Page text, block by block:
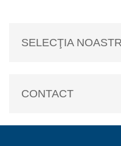
SELECŢIA
CONTACT